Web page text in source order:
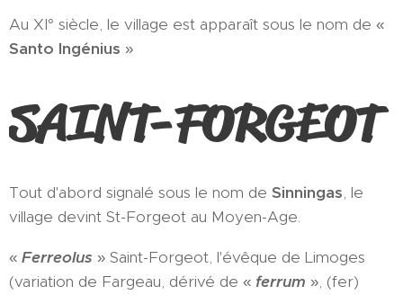
Au XI° siècle, le village est apparaît sous le nom de «
Santo Ingénius »
SAINT-FORGEOT
Tout d'abord signalé sous le nom de Sinningas, le
village devint St-Forgeot au Moyen-Age.
« Ferreolus » Saint-Forgeot, l'évêque de Limoges
(variation de Fargeau, dérivé de « ferrum », (fer)